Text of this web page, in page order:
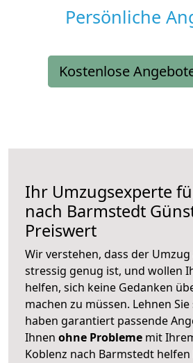
Persönliche
Kostenlose
Ihr Umzugsexperte
nach Barmstedt
Preiswert
Wir verstehen, dass der
stressig genug ist, und wollen
helfen, sich keine Gedanken
machen zu müssen. Lehnen
haben garantiert passende
Ihnen ohne Probleme mit
Koblenz nach Barmstedt helfen